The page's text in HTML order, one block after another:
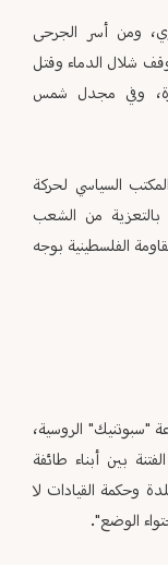
ومن أسر الجرحى
شلال الدماء وقتل
وفي مجدل شمس
السياسي لحركة
بالتعزية من الشعب
الفلسطينية بوجه
"سبوتنيك" الروسية،
بين أبناء طائفة
وحكمة القيادات لا
الوضع".